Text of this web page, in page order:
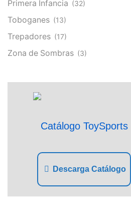
Primera Infancia (32)
Toboganes (13)
Trepadores (17)
Zona de Sombras (3)
Catálogo ToySports
Descarga Catálogo